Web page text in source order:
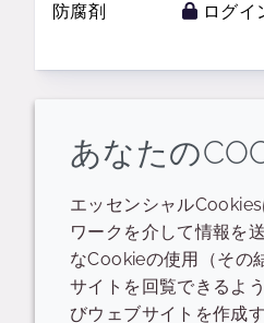
防腐剤 ログイ
関連する
PID
データシート
あなたの
エッセンシャル
ワークを介して情報を
なCookieの使用（その
サイトを回覧できるよ
びウェブサイトを作成